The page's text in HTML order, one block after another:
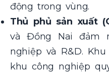
động trong vùng.
Thủ phủ sản xuất
và Đồng Nai đảm
nghiệp và R&D.
khu công nghiệp